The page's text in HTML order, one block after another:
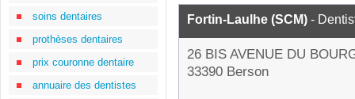
soins dentaires
prothèses dentaires
prix couronne dentaire
annuaire des dentistes
Fortin-Laulhe (SCM) -
26 BIS AVENUE DU
33390 Berson